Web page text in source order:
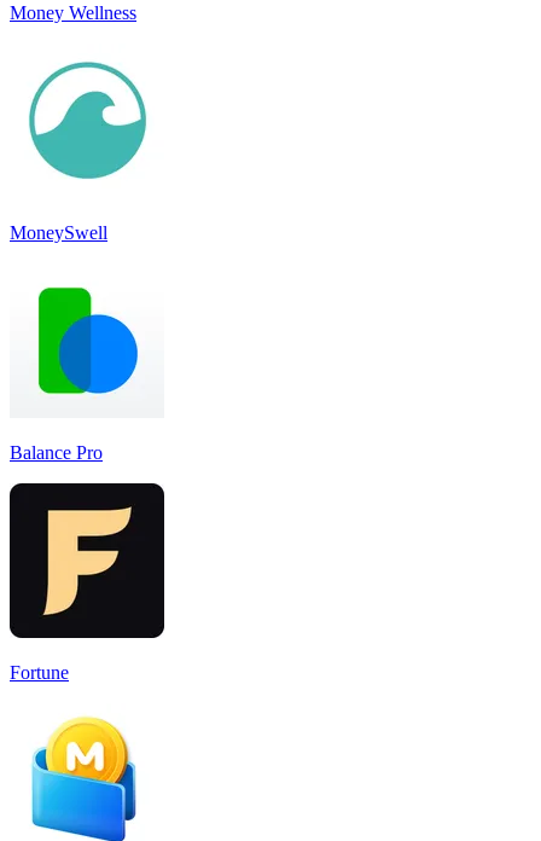
Money Wellness
MoneySwell
Balance Pro
Fortune